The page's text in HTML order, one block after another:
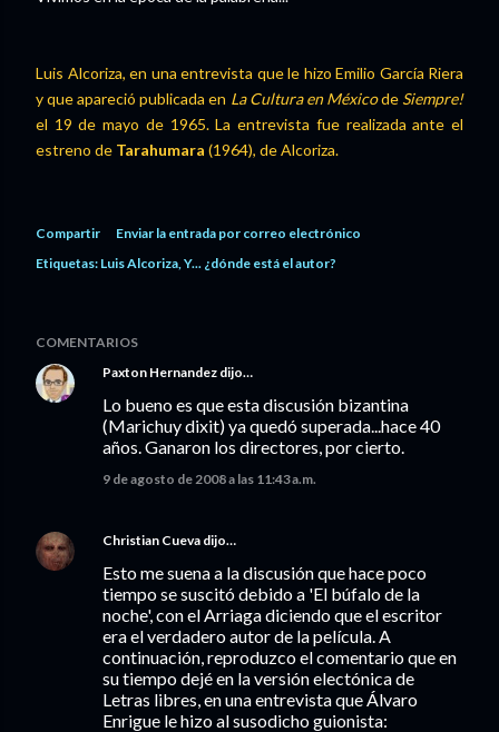
Luis Alcoriza, en una entrevista que le hizo Emilio García Riera
y que apareció publicada en La Cultura en Méxicode Siempre!
el 19 de mayo de 1965. La entrevista fue realizada ante el
estreno de Tarahumara (1964), de Alcoriza.
Compartir
Enviar la entrada por correo electrónico
Etiquetas: Luis Alcoriza Y... ¿dónde está el autor?
COMENTARIOS
Paxton Hernandez dijo…
Lo bueno es que esta discusión bizantina
(Marichuy dixit) ya quedó superada...hace 40
años. Ganaron los directores, por cierto.
9 de agosto de 2008 a las 11:43 a.m.
Christian Cueva dijo…
Esto me suena a la discusión que hace poco
tiempo se suscitó debido a 'El búfalo de la
noche', con el Arriaga diciendo que el escritor
era el verdadero autor de la película. A
continuación, reproduzco el comentario que en
su tiempo dejé en la versión electónica de
Letras libres, en una entrevista que Álvaro
Enrigue le hizo al susodicho guionista: